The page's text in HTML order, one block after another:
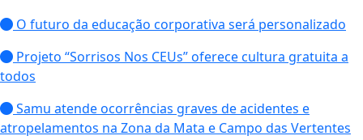
O futuro da educação corporativa será personalizado
Projeto “Sorrisos Nos CEUs” oferece cultura gratuita a
todos
Samu atende ocorrências graves de acidentes e
atropelamentos na Zona da Mata e Campo das Vertentes